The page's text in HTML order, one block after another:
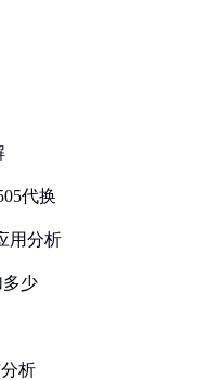
代换
用分析
多少
析